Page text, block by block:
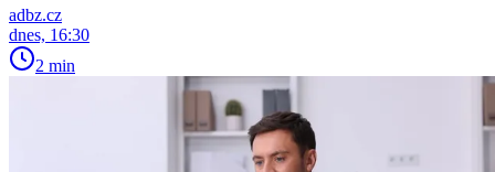
adbz.cz
dnes, 16:30
2 min